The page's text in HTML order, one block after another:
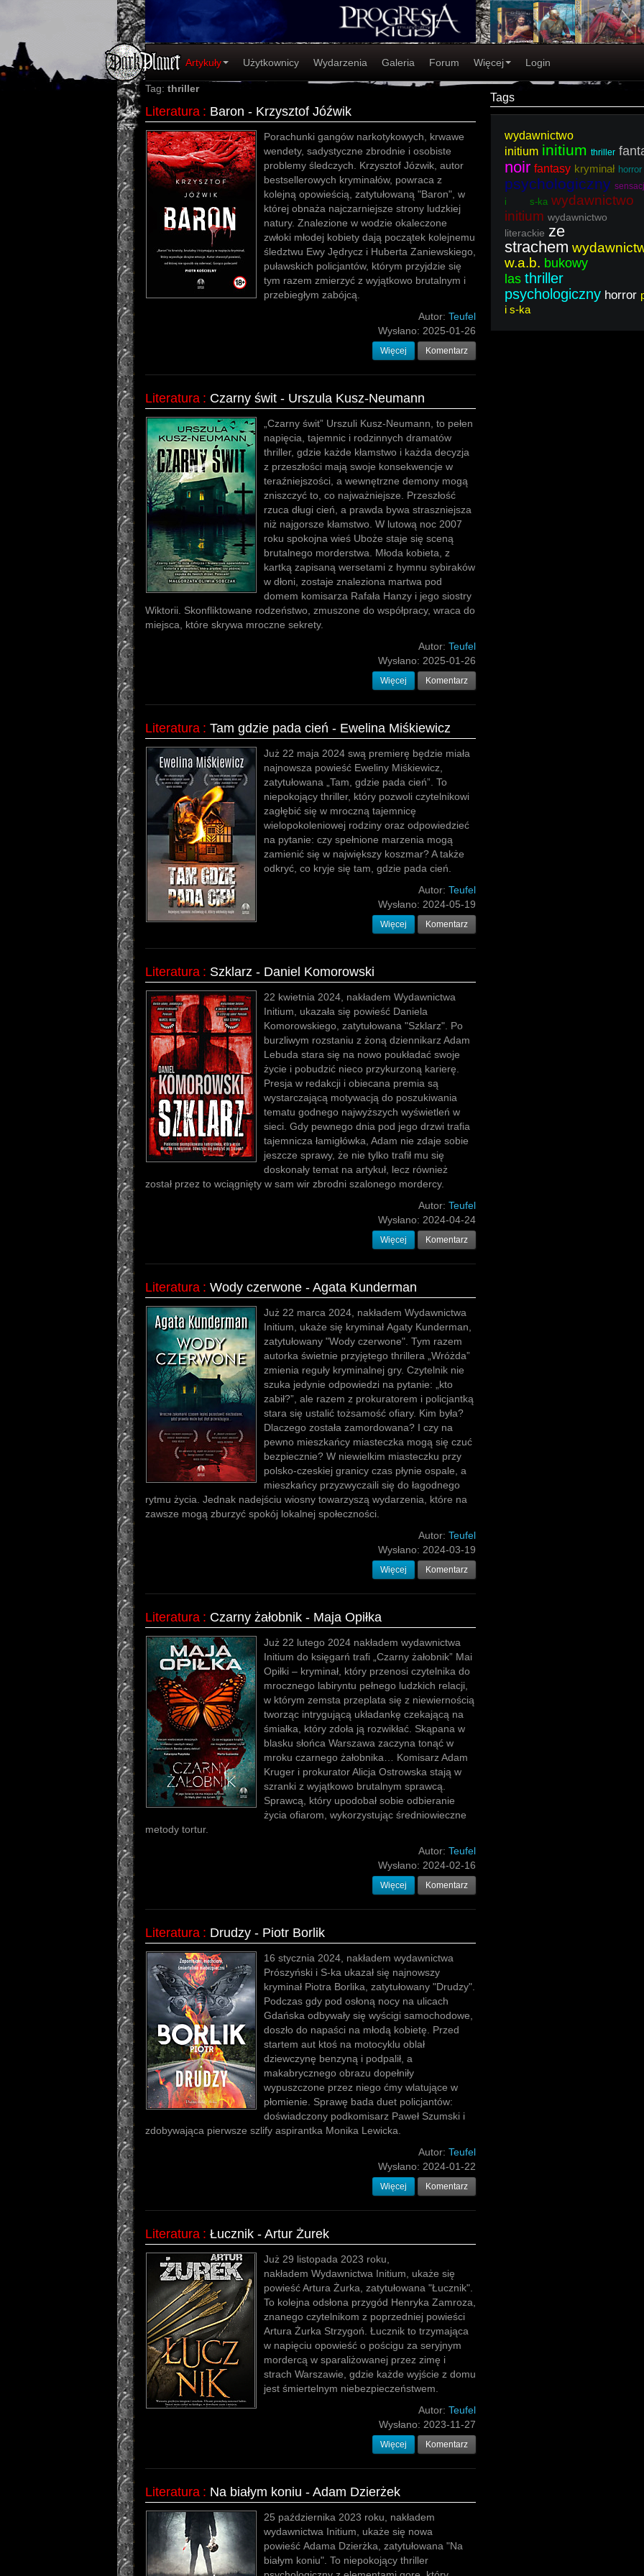
Artykuły Użytkownicy Wydarzenia Galeria Forum Więcej Login
Tag: thriller
Literatura : Baron - Krzysztof Jóźwik
Porachunki gangów narkotykowych, krwawe
wendety, sadystyczne zbrodnie i osobiste
problemy śledczych. Krzysztof Józwik, autor
bestsellerowych kryminałów, powraca z
kolejną opowieścią, zatytułowaną "Baron", w
której obnaża najczarniejsze strony ludzkiej
natury. Znalezione w wodzie okaleczone
zwłoki młodej kobiety dają początek kolejnemu
śledztwu Ewy Jędrycz i Huberta Zaniewskiego,
puławskich policjantów, którym przyjdzie się
tym razem zmierzyć z wyjątkowo brutalnym i
przebiegłym zabójcą.
Autor: Teufel
Wysłano: 2025-01-26
Więcej Komentarz
Literatura : Czarny świt - Urszula Kusz-Neumann
„Czarny świt” Urszuli Kusz-Neumann, to pełen
napięcia, tajemnic i rodzinnych dramatów
thriller, gdzie każde kłamstwo i każda decyzja
z przeszłości mają swoje konsekwencje w
teraźniejszości, a wewnętrzne demony mogą
zniszczyć to, co najważniejsze. Przeszłość
rzuca długi cień, a prawda bywa straszniejsza
niż najgorsze kłamstwo. W lutową noc 2007
roku spokojna wieś Uboże staje się sceną
brutalnego morderstwa. Młoda kobieta, z
kartką zapisaną wersetami z hymnu sybiraków
w dłoni, zostaje znaleziona martwa pod
domem komisarza Rafała Hanzy i jego siostry
Wiktorii. Skonfliktowane rodzeństwo, zmuszone do współpracy, wraca do
miejsca, które skrywa mroczne sekrety.
Autor: Teufel
Wysłano: 2025-01-26
Więcej Komentarz
Literatura : Tam gdzie pada cień - Ewelina Miśkiewicz
Już 22 maja 2024 swą premierę będzie miała
najnowsza powieść Eweliny Miśkiewicz,
zatytułowana „Tam, gdzie pada cień”. To
niepokojący thriller, który pozwoli czytelnikowi
zagłębić się w mroczną tajemnicę
wielopokoleniowej rodziny oraz odpowiedzieć
na pytanie: czy spełnione marzenia mogą
zamienić się w największy koszmar? A także
odkryć, co kryje się tam, gdzie pada cień.
Autor: Teufel
Wysłano: 2024-05-19
Więcej Komentarz
Literatura : Szklarz - Daniel Komorowski
22 kwietnia 2024, nakładem Wydawnictwa
Initium, ukazała się powieść Daniela
Komorowskiego, zatytułowana "Szklarz". Po
burzliwym rozstaniu z żoną dziennikarz Adam
Lebuda stara się na nowo poukładać swoje
życie i pobudzić nieco przykurzoną karierę.
Presja w redakcji i obiecana premia są
wystarczającą motywacją do poszukiwania
tematu godnego najwyższych wyświetleń w
sieci. Gdy pewnego dnia pod jego drzwi trafia
tajemnicza łamigłówka, Adam nie zdaje sobie
jeszcze sprawy, że nie tylko trafił mu się
doskonały temat na artykuł, lecz również
został przez to wciągnięty w sam wir zbrodni szalonego mordercy.
Autor: Teufel
Wysłano: 2024-04-24
Więcej Komentarz
Literatura : Wody czerwone - Agata Kunderman
Już 22 marca 2024, nakładem Wydawnictwa
Initium, ukaże się kryminał Agaty Kunderman,
zatytułowany "Wody czerwone". Tym razem
autorka świetnie przyjętego thrillera „Wróżda”
zmienia reguły kryminalnej gry. Czytelnik nie
szuka jedynie odpowiedzi na pytanie: „kto
zabił?”, ale razem z prokuratorem i policjantką
stara się ustalić tożsamość ofiary. Kim była?
Dlaczego została zamordowana? I czy na
pewno mieszkańcy miasteczka mogą się czuć
bezpiecznie? W niewielkim miasteczku przy
polsko-czeskiej granicy czas płynie ospale, a
mieszkańcy przyzwyczaili się do łagodnego
rytmu życia. Jednak nadejściu wiosny towarzyszą wydarzenia, które na
zawsze mogą zburzyć spokój lokalnej społeczności.
Autor: Teufel
Wysłano: 2024-03-19
Więcej Komentarz
Literatura : Czarny żałobnik - Maja Opiłka
Już 22 lutego 2024 nakładem wydawnictwa
Initium do księgarń trafi „Czarny żałobnik” Mai
Opiłki – kryminał, który przenosi czytelnika do
mrocznego labiryntu pełnego ludzkich relacji,
w którym zemsta przeplata się z niewiernością
tworząc intrygującą układankę czekającą na
śmiałka, który zdoła ją rozwikłać. Skąpana w
blasku słońca Warszawa zaczyna tonąć w
mroku czarnego żałobnika… Komisarz Adam
Kruger i prokurator Alicja Ostrowska stają w
szranki z wyjątkowo brutalnym sprawcą.
Sprawcą, który upodobał sobie odbieranie
życia ofiarom, wykorzystując średniowieczne
metody tortur.
Autor: Teufel
Wysłano: 2024-02-16
Więcej Komentarz
Literatura : Drudzy - Piotr Borlik
16 stycznia 2024, nakładem wydawnictwa
Prószyński i S-ka ukazał się najnowszy
kryminał Piotra Borlika, zatytułowany "Drudzy".
Podczas gdy pod osłoną nocy na ulicach
Gdańska odbywały się wyścigi samochodowe,
doszło do napaści na młodą kobietę. Przed
startem aut ktoś na motocyklu oblał
dziewczynę benzyną i podpalił, a
makabrycznego obrazu dopełniły
wypuszczone przez niego ćmy wlatujące w
płomienie. Sprawę bada duet policjantów:
doświadczony podkomisarz Paweł Szumski i
zdobywająca pierwsze szlify aspirantka Monika Lewicka.
Autor: Teufel
Wysłano: 2024-01-22
Więcej Komentarz
Literatura : Łucznik - Artur Żurek
Już 29 listopada 2023 roku,
nakładem Wydawnictwa Initium, ukaże się
powieść Artura Żurka, zatytułowana "Łucznik".
To kolejna odsłona przygód Henryka Zamroza,
znanego czytelnikom z poprzedniej powieści
Artura Żurka Strzygoń. Łucznik to trzymająca
w napięciu opowieść o pościgu za seryjnym
mordercą w sparaliżowanej przez zimę i
strach Warszawie, gdzie każde wyjście z domu
jest śmiertelnym niebezpieczeństwem.
Autor: Teufel
Wysłano: 2023-11-27
Więcej Komentarz
Literatura : Na białym koniu - Adam Dzierżek
25 października 2023 roku, nakładem
wydawnictwa Initium, ukaże się nowa
powieść Adama Dzierżka, zatytułowana "Na
białym koniu". To niepokojący thriller
Tags
wydawnictwo
initium initium thriller
noir fantasy kryminał horror
psychologiczny
i s-ka wydawnictwo
initium wydawnictwo
literackie ze
strachem
w.a.b. bukowy
las thriller
psychologiczny horror
i s-ka